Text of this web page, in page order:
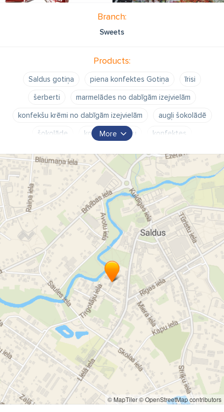
Branch:
Sweets
Products:
Saldus gotiņa piena konfektes Gotiņa
īrisi
šerberti
marmelādes no dabīgām izejvielām
konfekšu krēmi no dabīgām izejvielām
augļi šokolādē
šokolāde
konfekšu krēmu
konfektes
More
© MapTiler© OpenStreetMap contributors